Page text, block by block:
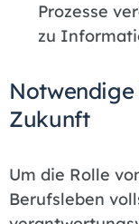
Prozesse
zu
Zukunft
Um die Rolle
Berufsleben